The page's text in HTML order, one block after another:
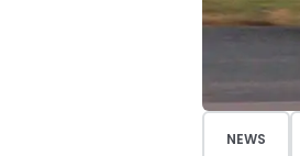
NEWS